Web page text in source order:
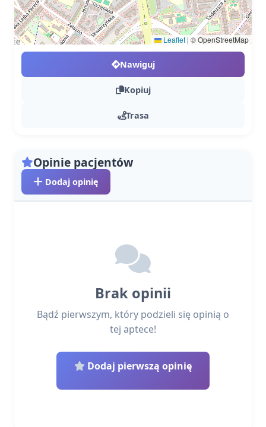
Leaflet | © OpenStreetMap
Nawiguj
Kopiuj
Trasa
Opinie pacjentów
Dodaj opinię
Brak opinii
Bądź pierwszym, który podzieli się opinią o
tej aptece!
Dodaj pierwszą opinię